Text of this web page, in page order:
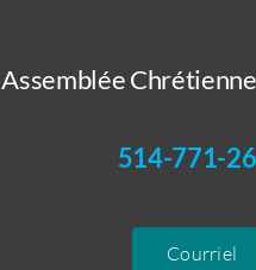
Assemblée Chrétienne
514-771-
Courriel